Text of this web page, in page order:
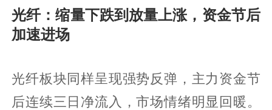
光纤：缩量下跌到放量上涨，资金节后
加速进场
光纤板块同样呈现强势反弹，主力资金节
后连续三日净流入，市场情绪明显回暖。